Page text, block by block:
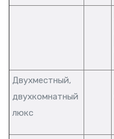
Двухместный,
двухкомнатный
люкс